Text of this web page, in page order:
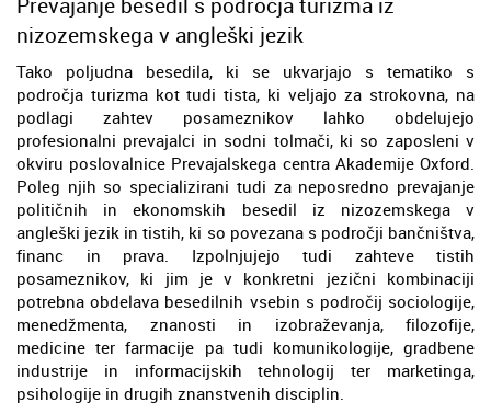
nizozemskega v angleški jezik
Tako poljudna besedila, ki se ukvarjajo s tematiko s
področja turizma kot tudi tista, ki veljajo za strokovna, na
podlagi zahtev posameznikov lahko obdelujejo
profesionalni prevajalci in sodni tolmači, ki so zaposleni v
okviru poslovalnice Prevajalskega centra Akademije Oxford.
Poleg njih so specializirani tudi za neposredno prevajanje
političnih in ekonomskih besedil iz nizozemskega v
angleški jezik in tistih, ki so povezana s področji bančništva,
financ in prava. Izpolnjujejo tudi zahteve tistih
posameznikov, ki jim je v konkretni jezični kombinaciji
potrebna obdelava besedilnih vsebin s področij sociologije,
menedžmenta, znanosti in izobraževanja, filozofije,
medicine ter farmacije pa tudi komunikologije, gradbene
industrije in informacijskih tehnologij ter marketinga,
psihologije in drugih znanstvenih disciplin.